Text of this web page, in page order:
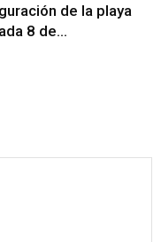
de la playa
8 de...